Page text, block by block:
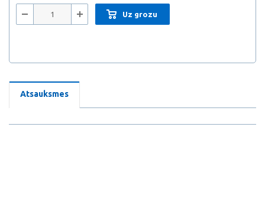
Uz grozu
Atsauksmes